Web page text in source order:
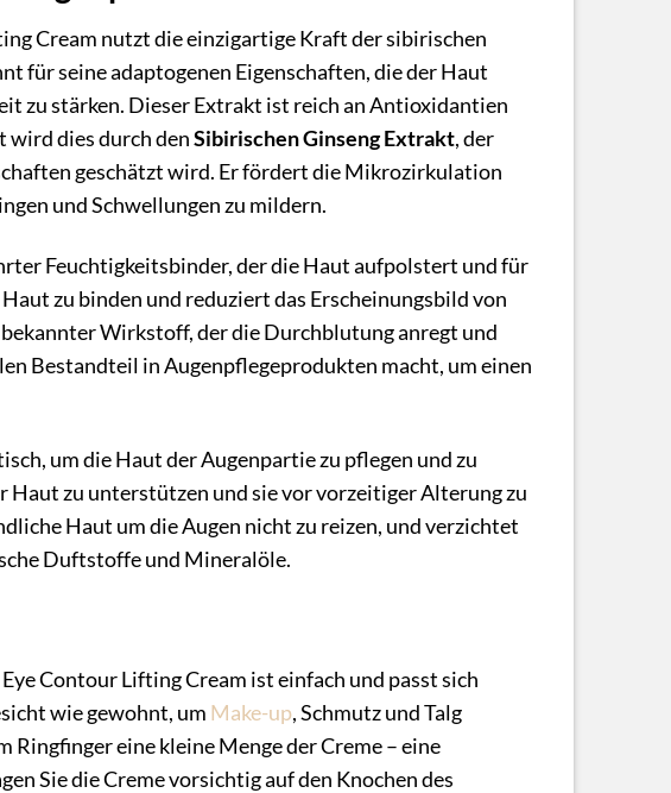
Cream nutzt die einzigartige Kraft der sibirischen
für seine adaptogenen Eigenschaften, die der Haut
zu stärken. Dieser Extrakt ist reich an Antioxidantien
wird dies durch denSibirischen Ginseng Extrakt, der
geschätzt wird. Er fördert die Mikrozirkulation
und Schwellungen zu mildern.
Feuchtigkeitsbinder, der die Haut aufpolstert und für
zu binden und reduziert das Erscheinungsbild von
Wirkstoff, der die Durchblutung anregt und
Bestandteil in Augenpflegeprodukten macht, um einen
um die Haut der Augenpartie zu pflegen und zu
Haut zu unterstützen und sie vor vorzeitiger Alterung zu
Haut um die Augen nicht zu reizen, und verzichtet
Duftstoffe und Mineralöle.
Contour Lifting Cream ist einfach und passt sich
wie gewohnt, um Make-up, Schmutz und Talg
eine kleine Menge der Creme – eine
Sie die Creme vorsichtig auf den Knochen des